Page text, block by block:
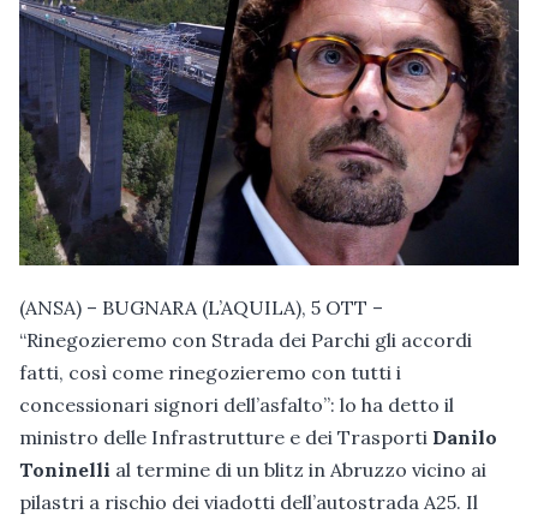
(ANSA) – BUGNARA (L’AQUILA), 5 OTT –
“Rinegozieremo con Strada dei Parchi gli accordi
fatti, così come rinegozieremo con tutti i
concessionari signori dell’asfalto”: lo ha detto il
ministro delle Infrastrutture e dei Trasporti Danilo
Toninelli al termine di un blitz in Abruzzo vicino ai
pilastri a rischio dei viadotti dell’autostrada A25. Il